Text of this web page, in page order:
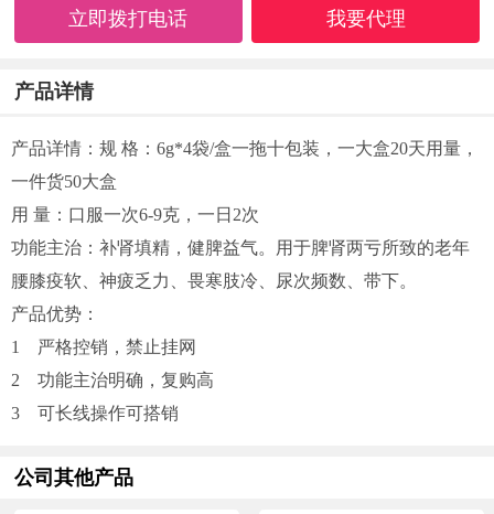
立即拨打电话 我要代理
产品详情
产品详情：规 格：6g*4袋/盒一拖十包装，一大盒20天用量，
一件货50大盒
用 量：口服一次6-9克，一日2次
功能主治：补肾填精，健脾益气。用于脾肾两亏所致的老年
腰膝疫软、神疲乏力、畏寒肢冷、尿次频数、带下。
产品优势：
1 严格控销，禁止挂网
2 功能主治明确，复购高
3 可长线操作可搭销
公司其他产品